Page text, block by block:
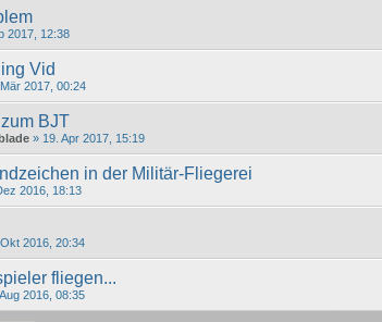
2017, 12:38
Vid
2017, 00:24
BJT
» 19. Apr 2017, 15:19
in der Militär-Fliegerei
2016, 18:13
2016, 20:34
fliegen...
2016, 08:35